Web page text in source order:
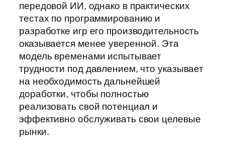
передовой ИИ, однако в практических
тестах по программированию и
разработке игр его производительность
оказывается менее уверенной. Эта
модель временами испытывает
трудности под давлением, что указывает
на необходимость дальнейшей
доработки, чтобы полностью
реализовать свой потенциал и
эффективно обслуживать свои целевые
рынки.